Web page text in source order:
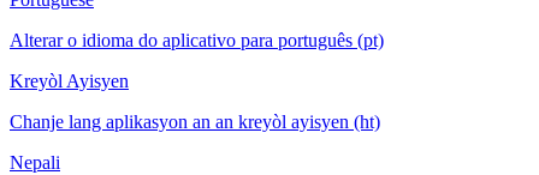
Alterar o idioma do aplicativo para português (pt)
Kreyòl Ayisyen
Chanje lang aplikasyon an an kreyòl ayisyen (ht)
Nepali